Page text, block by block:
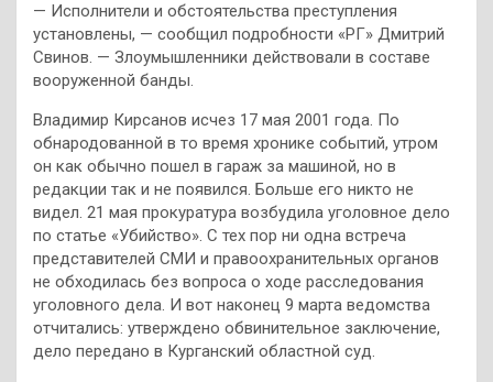
— Исполнители и обстоятельства преступления
установлены, — сообщил подробности «РГ» Дмитрий
Свинов. — Злоумышленники действовали в составе
вооруженной банды.
Владимир Кирсанов исчез 17 мая 2001 года. По
обнародованной в то время хронике событий, утром
он как обычно пошел в гараж за машиной, но в
редакции так и не появился. Больше его никто не
видел. 21 мая прокуратура возбудила уголовное дело
по статье «Убийство». С тех пор ни одна встреча
представителей СМИ и правоохранительных органов
не обходилась без вопроса о ходе расследования
уголовного дела. И вот наконец 9 марта ведомства
отчитались: утверждено обвинительное заключение,
дело передано в Курганский областной суд.